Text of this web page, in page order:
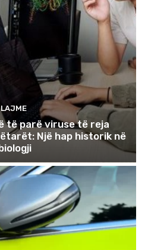
LAJME
të parë viruse të reja
Një hap historik në